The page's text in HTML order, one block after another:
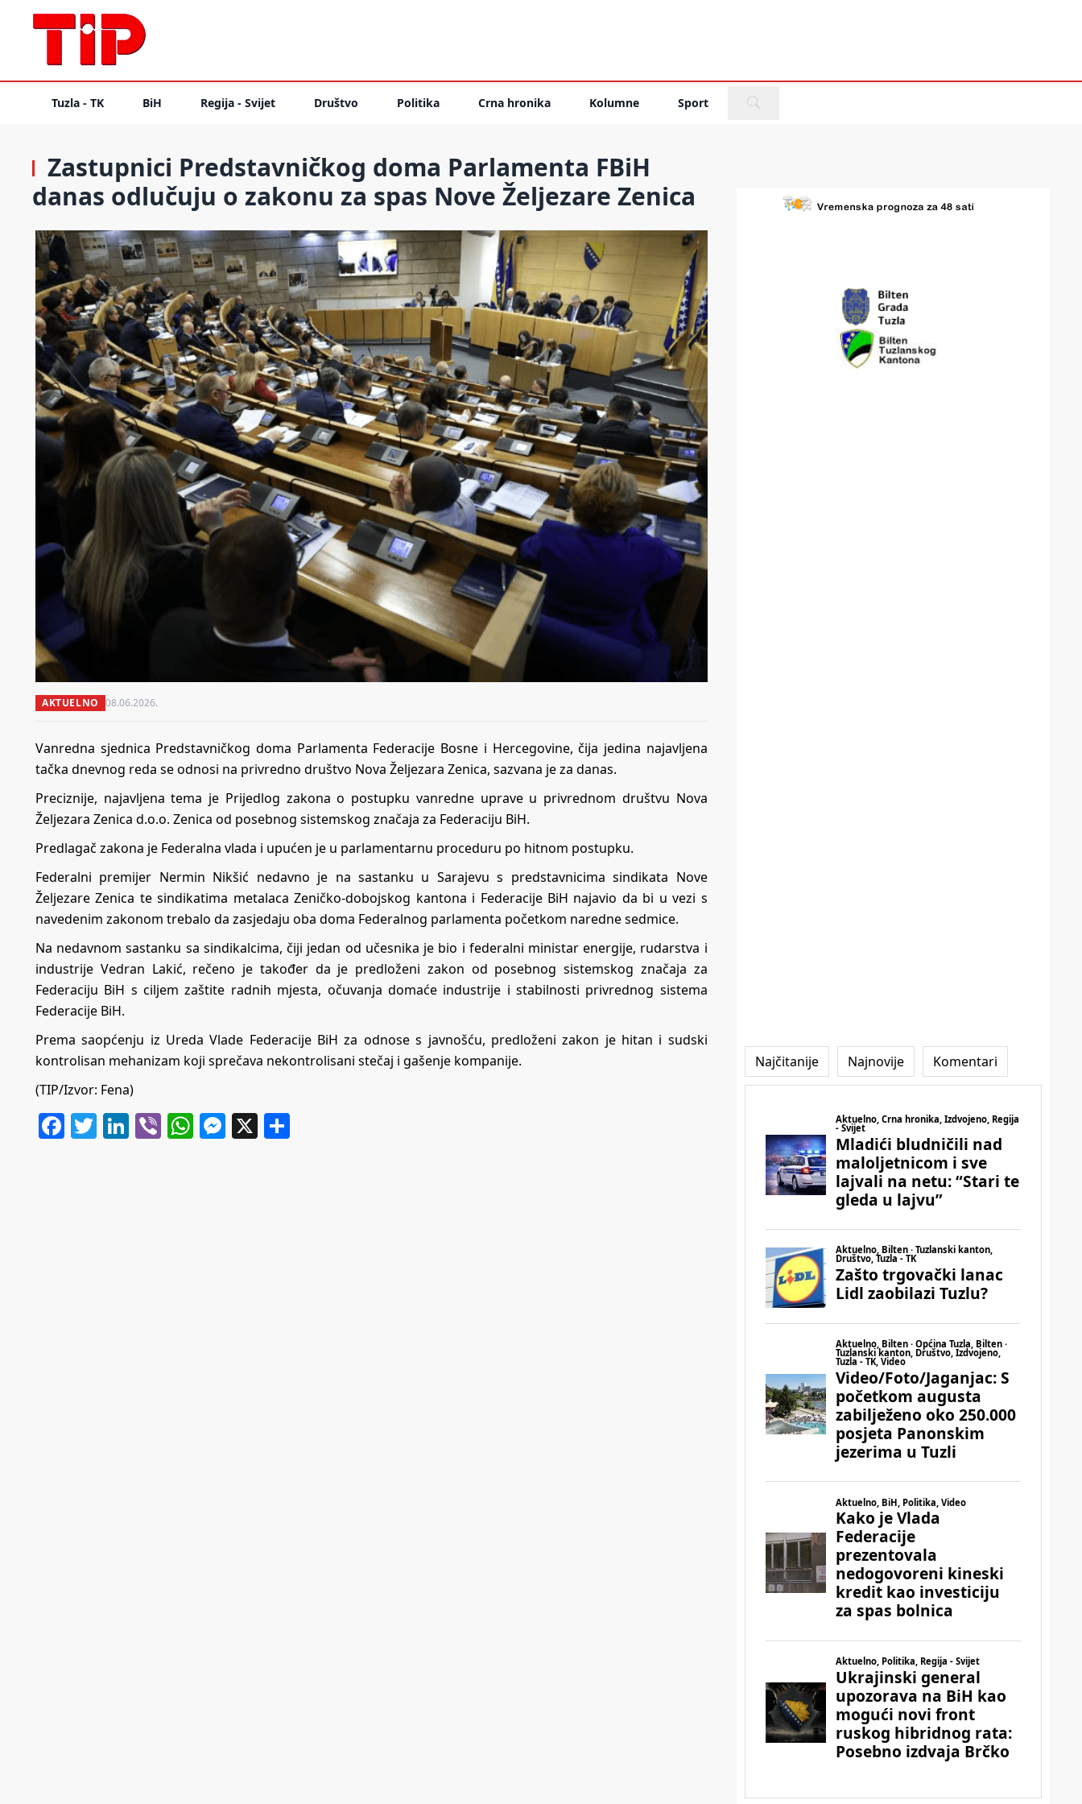
Tuzla - TK BiH Regija - Svijet Društvo Politika Crna hronika Kolumne Sport
Zastupnici Predstavničkog doma Parlamenta FBiH
danas odlučuju o zakonu za spas Nove Željezare Zenica
AKTUELNO 08.06.2026.
Vanredna sjednica Predstavničkog doma Parlamenta Federacije Bosne i Hercegovine, čija jedina najavljena
tačka dnevnog reda se odnosi na privredno društvo Nova Željezara Zenica, sazvana je za danas.
Preciznije, najavljena tema je Prijedlog zakona o postupku vanredne uprave u privrednom društvu Nova
Željezara Zenica d.o.o. Zenica od posebnog sistemskog značaja za Federaciju BiH.
Predlagač zakona je Federalna vlada i upućen je u parlamentarnu proceduru po hitnom postupku.
Federalni premijer Nermin Nikšić nedavno je na sastanku u Sarajevu s predstavnicima sindikata Nove
Željezare Zenica te sindikatima metalaca Zeničko-dobojskog kantona i Federacije BiH najavio da bi u vezi s
navedenim zakonom trebalo da zasjedaju oba doma Federalnog parlamenta početkom naredne sedmice.
Na nedavnom sastanku sa sindikalcima, čiji jedan od učesnika je bio i federalni ministar energije, rudarstva i
industrije Vedran Lakić, rečeno je također da je predloženi zakon od posebnog sistemskog značaja za
Federaciju BiH s ciljem zaštite radnih mjesta, očuvanja domaće industrije i stabilnosti privrednog sistema
Federacije BiH.
Prema saopćenju iz Ureda Vlade Federacije BiH za odnose s javnošću, predloženi zakon je hitan i sudski
kontrolisan mehanizam koji sprečava nekontrolisani stečaj i gašenje kompanije.
(TIP/Izvor: Fena)
Facebook
Twitter
LinkedIn
ViberWhatsApp
Messenger
X
Najčitanije Najnovije Komentari